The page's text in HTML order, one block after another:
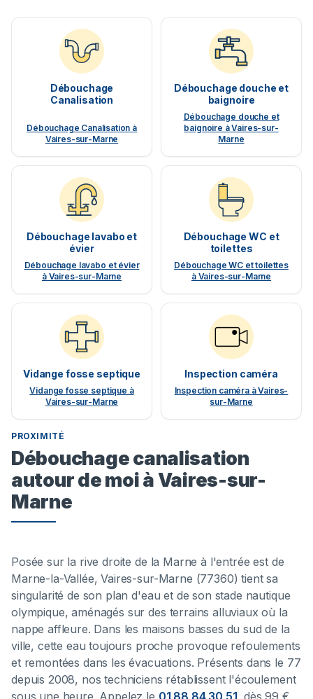
Débouchage
Canalisation
Débouchage Canalisation à
Vaires-sur-Marne
Débouchage douche et
baignoire
Débouchage douche et
baignoire à Vaires-sur-
Marne
Débouchage lavabo et
évier
Débouchage lavabo et évier
à Vaires-sur-Marne
Débouchage WC et
toilettes
Débouchage WC et toilettes
à Vaires-sur-Marne
Vidange fosse septique
Vidange fosse septique à
Vaires-sur-Marne
Inspection caméra
Inspection caméra à Vaires-
sur-Marne
PROXIMITÉ
Débouchage canalisation
autour de moi à Vaires-sur-
Marne
Posée sur la rive droite de la Marne à l'entrée est de
Marne-la-Vallée, Vaires-sur-Marne (77360) tient sa
singularité de son plan d'eau et de son stade nautique
olympique, aménagés sur des terrains alluviaux où la
nappe affleure. Dans les maisons basses du sud de la
ville, cette eau toujours proche provoque refoulements
et remontées dans les évacuations. Présents dans le 77
depuis 2008, nos techniciens rétablissent l'écoulement